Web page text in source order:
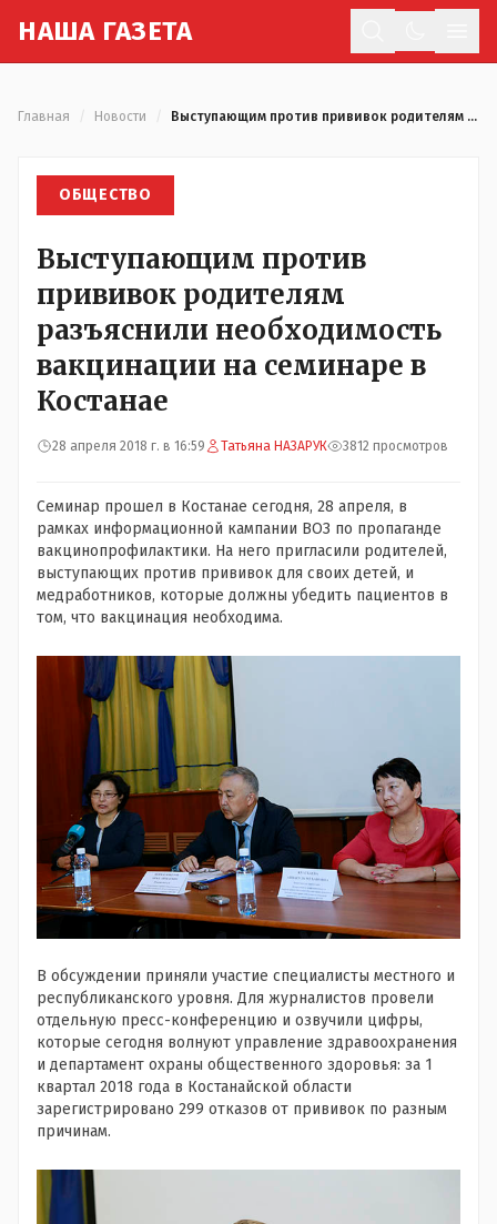
НАША ГАЗЕТА
Главная Новости Выступающим против прививок родителям разъяснили необходимость вакцинации на семинаре в Костанае
ОБЩЕСТВО
Выступающим против
прививок родителям
разъяснили необходимость
вакцинации на семинаре в
Костанае
28 апреля 2018 г. в 16:59 Татьяна НАЗАРУК 3812 просмотров
Семинар прошел в Костанае сегодня, 28 апреля, в
рамках информационной кампании ВОЗ по пропаганде
вакцинопрофилактики. На него пригласили родителей,
выступающих против прививок для своих детей, и
медработников, которые должны убедить пациентов в
том, что вакцинация необходима.
В обсуждении приняли участие специалисты местного и
республиканского уровня. Для журналистов провели
отдельную пресс-конференцию и озвучили цифры,
которые сегодня волнуют управление здравоохранения
и департамент охраны общественного здоровья: за 1
квартал 2018 года в Костанайской области
зарегистрировано 299 отказов от прививок по разным
причинам.